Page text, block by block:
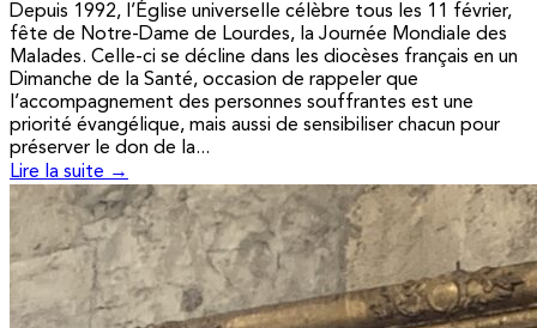
Depuis 1992, l’Église universelle célèbre tous les 11 février,
fête de Notre-Dame de Lourdes, la Journée Mondiale des
Malades. Celle-ci se décline dans les diocèses français en un
Dimanche de la Santé, occasion de rappeler que
l’accompagnement des personnes souffrantes est une
priorité évangélique, mais aussi de sensibiliser chacun pour
préserver le don de la...
Lire la suite →